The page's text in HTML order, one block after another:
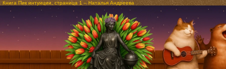
Книга Пик интуиции, страница 1 – Наталья Андреева